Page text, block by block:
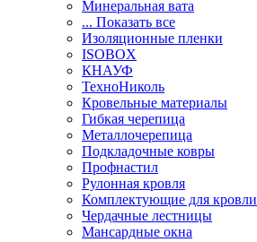
Минеральная вата
... Показать все
Изоляционные пленки
ISOBOX
КНАУФ
ТехноНиколь
Кровельные материалы
Гибкая черепица
Металлочерепица
Подкладочные ковры
Профнастил
Рулонная кровля
Комплектующие для кровли
Чердачные лестницы
Мансардные окна